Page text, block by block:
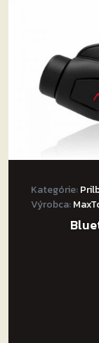
Kategórie:
Výrobca: